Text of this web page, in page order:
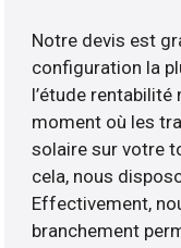
Notre devis est
configuration la
l’étude
moment où les
solaire sur votre
cela, nous
Effectivement,
branchement